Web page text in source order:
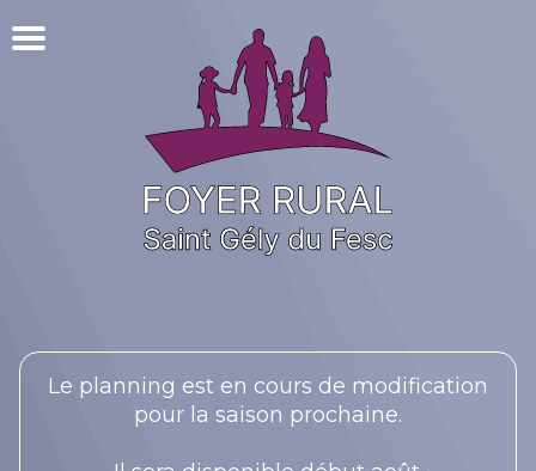
Le planning est en cours de modification
pour la saison prochaine.